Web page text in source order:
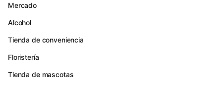
Mercado
Alcohol
Tienda de conveniencia
Floristería
Tienda de mascotas